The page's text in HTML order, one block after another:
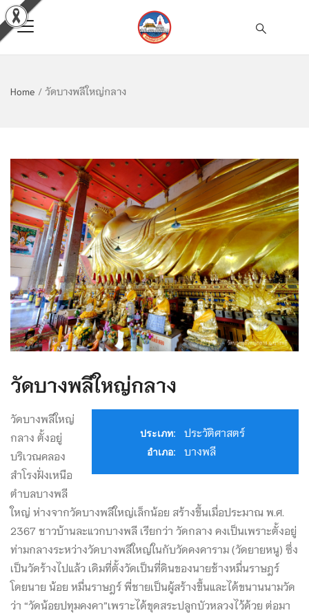
Home / วัดบางพลีใหญ่กลาง
วัดบางพลีใหญ่กลาง
ประเภท:
ประวัติศาสตร์
อำเภอ:
บางพลี
วัดบางพลีใหญ่
กลาง ตั้งอยู่
บริเวณคลอง
สำโรงฝั่งเหนือ
ตำบลบางพลี
ใหญ่ ห่างจากวัดบางพลีใหญ่เล็กน้อย สร้างขึ้นเมื่อประมาณ พ.ศ.
2367 ชาวบ้านละแวกบางพลี เรียกว่า วัดกลาง คงเป็นเพราะตั้งอยู่
ท่ามกลางระหว่างวัดบางพลีใหญ่ในกับวัดคงคาราม (วัดยายหนู) ซึ่ง
เป็นวัดร้างไปแล้ว เดิมที่ตั้งวัดเป็นที่ดินของนายช้างหมื่นราษฎร์
โดยนาย น้อย หมื่นราษฎร์ พี่ชายเป็นผู้สร้างขึ้นและได้ขนานนามวัด
ว่า “วัดน้อยปทุมคงคา”เพราะได้ขุดสระปลูกบัวหลวงไว้ด้วย ต่อมา